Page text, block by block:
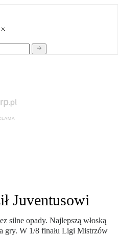
Juventusowi
silne opady. Najlepszą włoską
gry. W 1/8 finału Ligi Mistrzów